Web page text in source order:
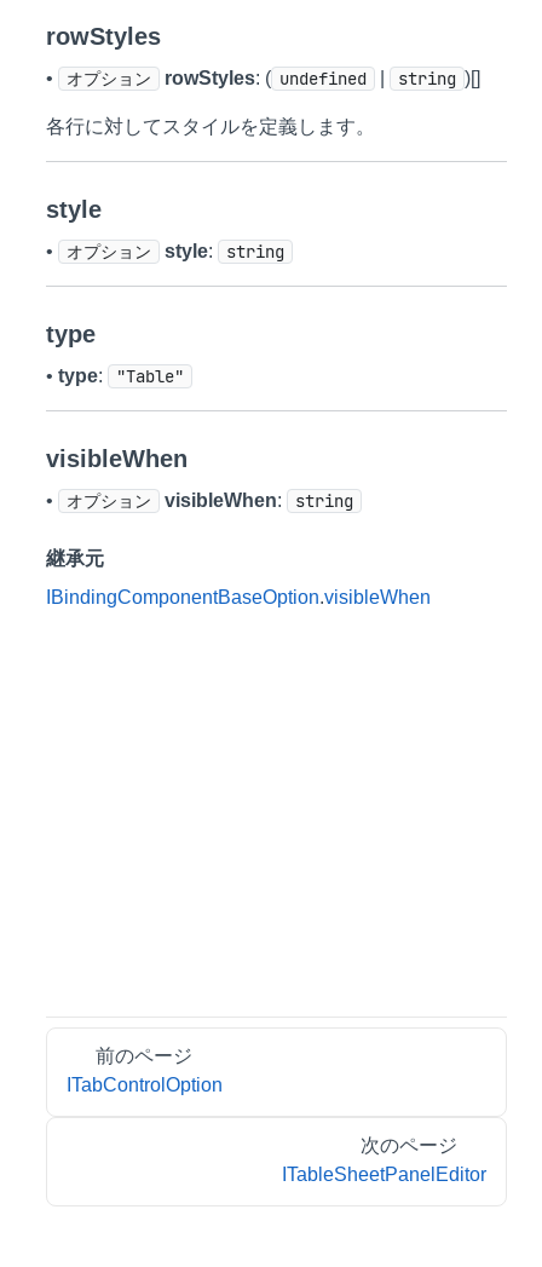
rowStyles
• オプション rowStyles: ( undefined string )[]
各行に対してスタイルを定義します。
style
• オプション style: string
type
• type: "Table"
visibleWhen
• オプション visibleWhen: string
継承元
IBindingComponentBaseOption.visibleWhen
前のページ
ITabControlOption
次のページ
ITableSheetPanelEditor